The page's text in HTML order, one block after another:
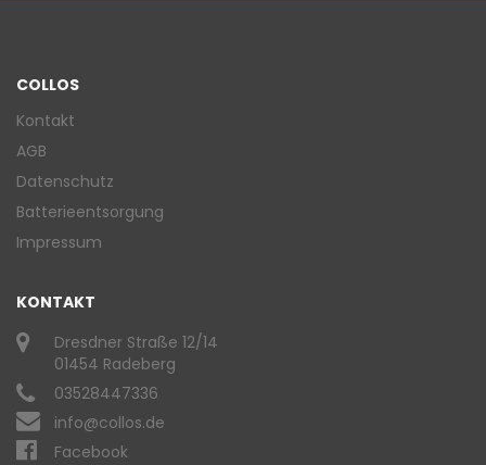
COLLOS
Kontakt
AGB
Datenschutz
Batterieentsorgung
Impressum
KONTAKT
Dresdner Straße 12/14
01454 Radeberg
03528447336
info@collos.de
Facebook